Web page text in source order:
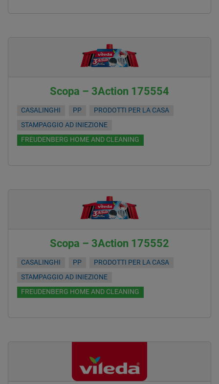
Scopa – 3Action 175554
CASALINGHI PP
PRODOTTI PER LA CASA
STAMPAGGIO AD INIEZIONE
FREUDENBERG HOME AND CLEANING
Scopa – 3Action 175552
CASALINGHI PP
PRODOTTI PER LA CASA
STAMPAGGIO AD INIEZIONE
FREUDENBERG HOME AND CLEANING